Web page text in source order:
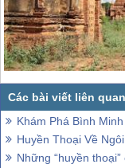
Khám Phá Bình
Huyền Thoại Về
Những “huyền thoại”